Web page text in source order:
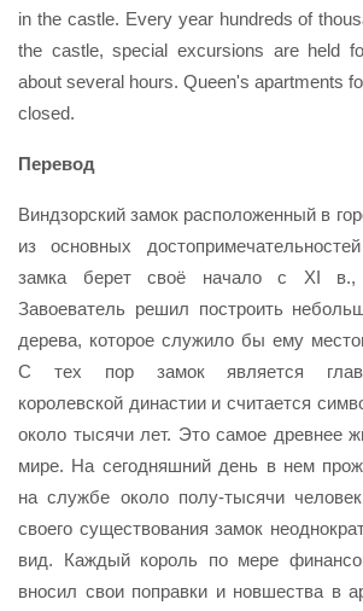
in the castle. Every year hundreds of
the castle, special excursions are held
about several hours. Queen's apartments
closed.
Перевод
Виндзорский замок расположенный в
из основных
замка берет своё начало с XI в.,
Завоеватель решил построить
дерева, которое служило бы ему
С тех пор замок является
королевской династии и считается
около тысячи лет. Это самое древнее
мире. На сегодняшний день в нем
на службе около полу-тысячи
своего существования замок
вид. Каждый король по мере
вносил свои поправки и новшества в